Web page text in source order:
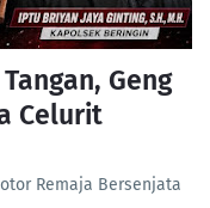
Geng
Celurit
Remaja Bersenjata